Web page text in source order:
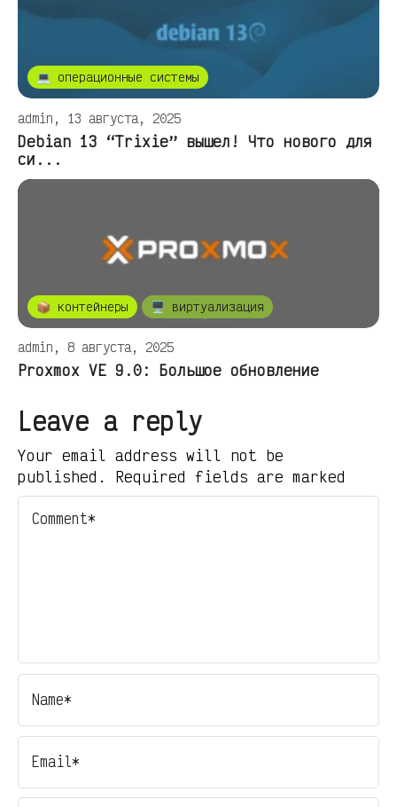
💻 операционные системы
admin, 13 августа, 2025
Debian 13 “Trixie” вышел! Что нового для
си...
📦 контейнеры 🖥️ виртуализация
admin, 8 августа, 2025
Proxmox VE 9.0: Большое обновление
Leave a reply
Your email address will not be
published. Required fields are marked